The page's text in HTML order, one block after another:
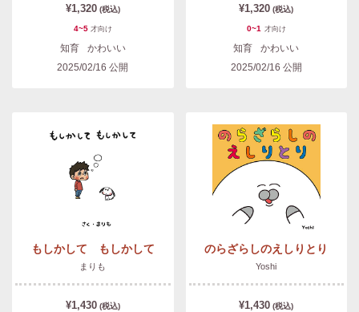
¥1,320 (税込)
4~5 才向け
知育
かわいい
2025/02/16 公開
¥1,320 (税込)
0~1 才向け
知育
かわいい
2025/02/16 公開
もしかして もしかして
まりも
¥1,430 (税込)
のらざらしのえしりとり
Yoshi
¥1,430 (税込)